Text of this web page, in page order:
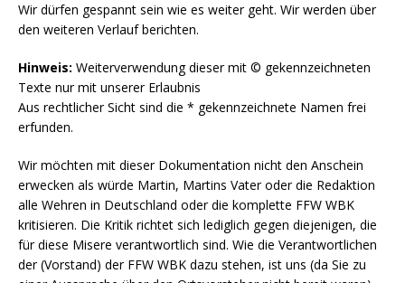
Wir dürfen gespannt sein wie es weiter geht. Wir werden über
den weiteren Verlauf berichten.
Hinweis: Weiterverwendung dieser mit © gekennzeichneten
Texte nur mit unserer Erlaubnis
Aus rechtlicher Sicht sind die * gekennzeichnete Namen frei
erfunden.
Wir möchten mit dieser Dokumentation nicht den Anschein
erwecken als würde Martin, Martins Vater oder die Redaktion
alle Wehren in Deutschland oder die komplette FFW WBK
kritisieren. Die Kritik richtet sich lediglich gegen diejenigen, die
für diese Misere verantwortlich sind. Wie die Verantwortlichen
der (Vorstand) der FFW WBK dazu stehen, ist uns (da Sie zu